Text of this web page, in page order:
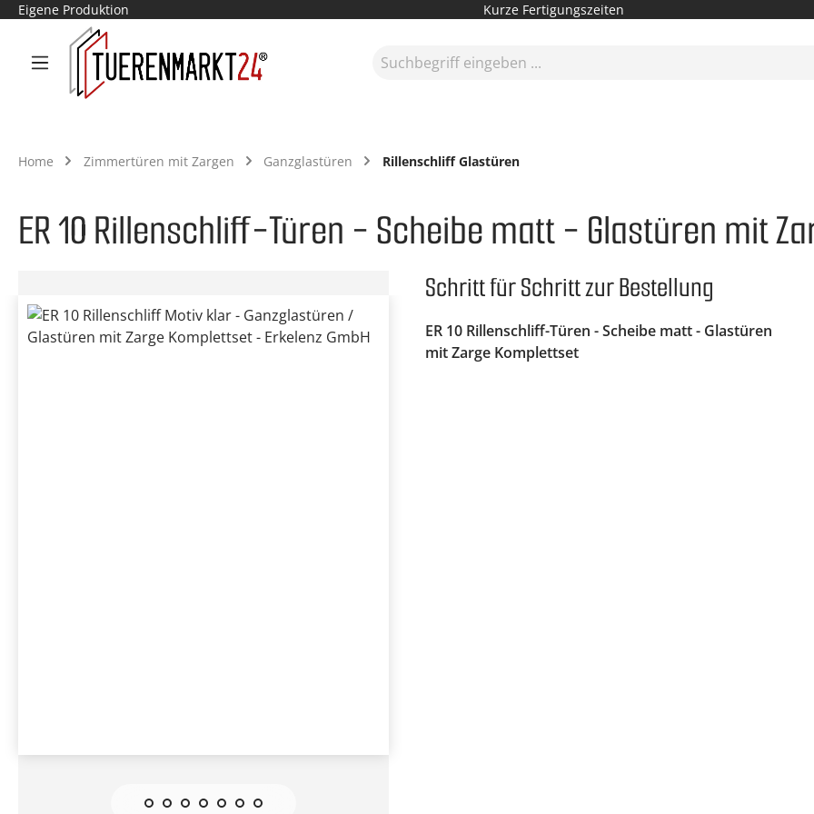
Hauptinhalt springen
Zur Suche springen
Zur Hauptnavigation springen
Eigene Produktion Kurze Fertigungszeiten
Home Zimmertüren mit Zargen Ganzglastüren Rillenschliff Glastüren
ER 10 Rillenschliff-Türen - Scheibe matt - Glastüren mit
Bildergalerie überspringen Schritt für Schritt zur Bestellung
ER 10 Rillenschliff-Türen - Scheibe matt - Glastüren
mit Zarge Komplettset